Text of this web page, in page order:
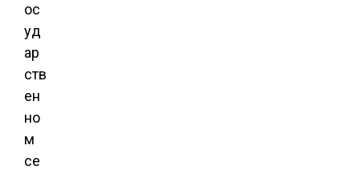
ос
уд
ар
ств
ен
но
м
се